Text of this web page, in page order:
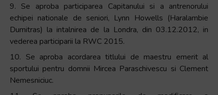
9. Se aproba participarea Capitanului si a antrenorului
echipei nationale de seniori, Lynn Howells (Haralambie
Dumitras) la intalnirea de la Londra, din 03.12.2012, in
vederea participarii la RWC 2015.
10. Se aproba acordarea titlului de maestru emerit al
sportului pentru domnii Mircea Paraschivescu si Clement
Nemesniciuc.